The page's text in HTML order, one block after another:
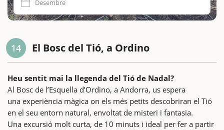
Desembre
14 El Bosc del Tió, a Ordino
Heu sentit mai la llegenda del Tió de Nadal?
Al Bosc de l’Esquella d’Ordino, a Andorra, us espera
una experiència màgica on els més petits descobriran el Tió
en el seu entorn natural, envoltat de misteri i fantasia.
Una excursió molt curta, de 10 minuts i ideal per fer a partir